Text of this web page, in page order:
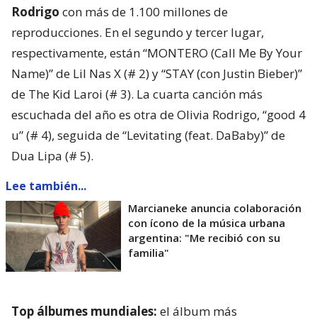
Rodrigo con más de 1.100 millones de
reproducciones. En el segundo y tercer lugar,
respectivamente, están “MONTERO (Call Me By Your
Name)” de Lil Nas X (# 2) y “STAY (con Justin Bieber)”
de The Kid Laroi (# 3). La cuarta canción más
escuchada del año es otra de Olivia Rodrigo, “good 4
u” (# 4), seguida de “Levitating (feat. DaBaby)” de
Dua Lipa (# 5).
Lee también...
Marcianeke anuncia colaboración
con ícono de la música urbana
argentina: "Me recibió con su
familia"
Top álbumes mundiales: el álbum más